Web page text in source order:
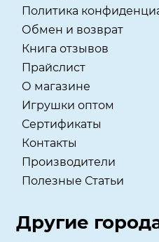
Политика
Обмен и возврат
Книга отзывов
Прайслист
О магазине
Игрушки оптом
Сертификаты
Контакты
Производители
Полезные Статьи
Другие